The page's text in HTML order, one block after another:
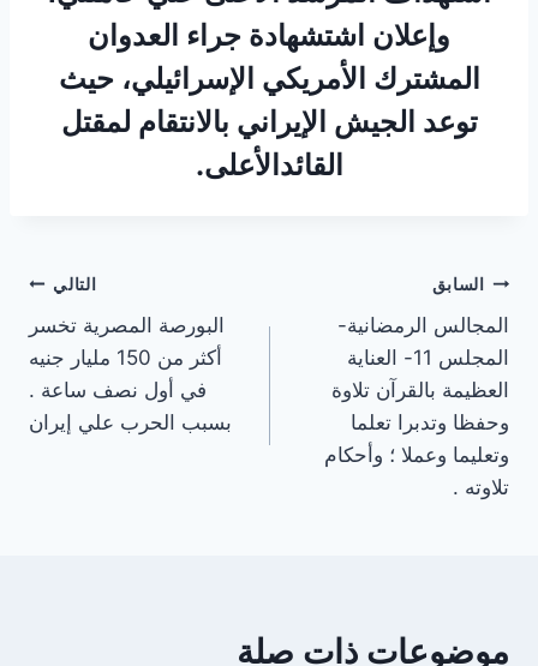
وإعلان اشتشهادة جراء العدوان
المشترك الأمريكي الإسرائيلي، حيث
توعد الجيش الإيراني بالانتقام لمقتل
القائدالأعلى.
تصفّح
المقالات
السابق
المجالس الرمضانية-
المجلس 11- العناية
العظيمة بالقرآن تلاوة
وحفظا وتدبرا تعلما
وتعليما وعملا ؛ وأحكام
تلاوته .
التالي
البورصة المصرية تخسر
أكثر من 150 مليار جنيه
في أول نصف ساعة .
بسبب الحرب علي إيران
موضوعات ذات صلة